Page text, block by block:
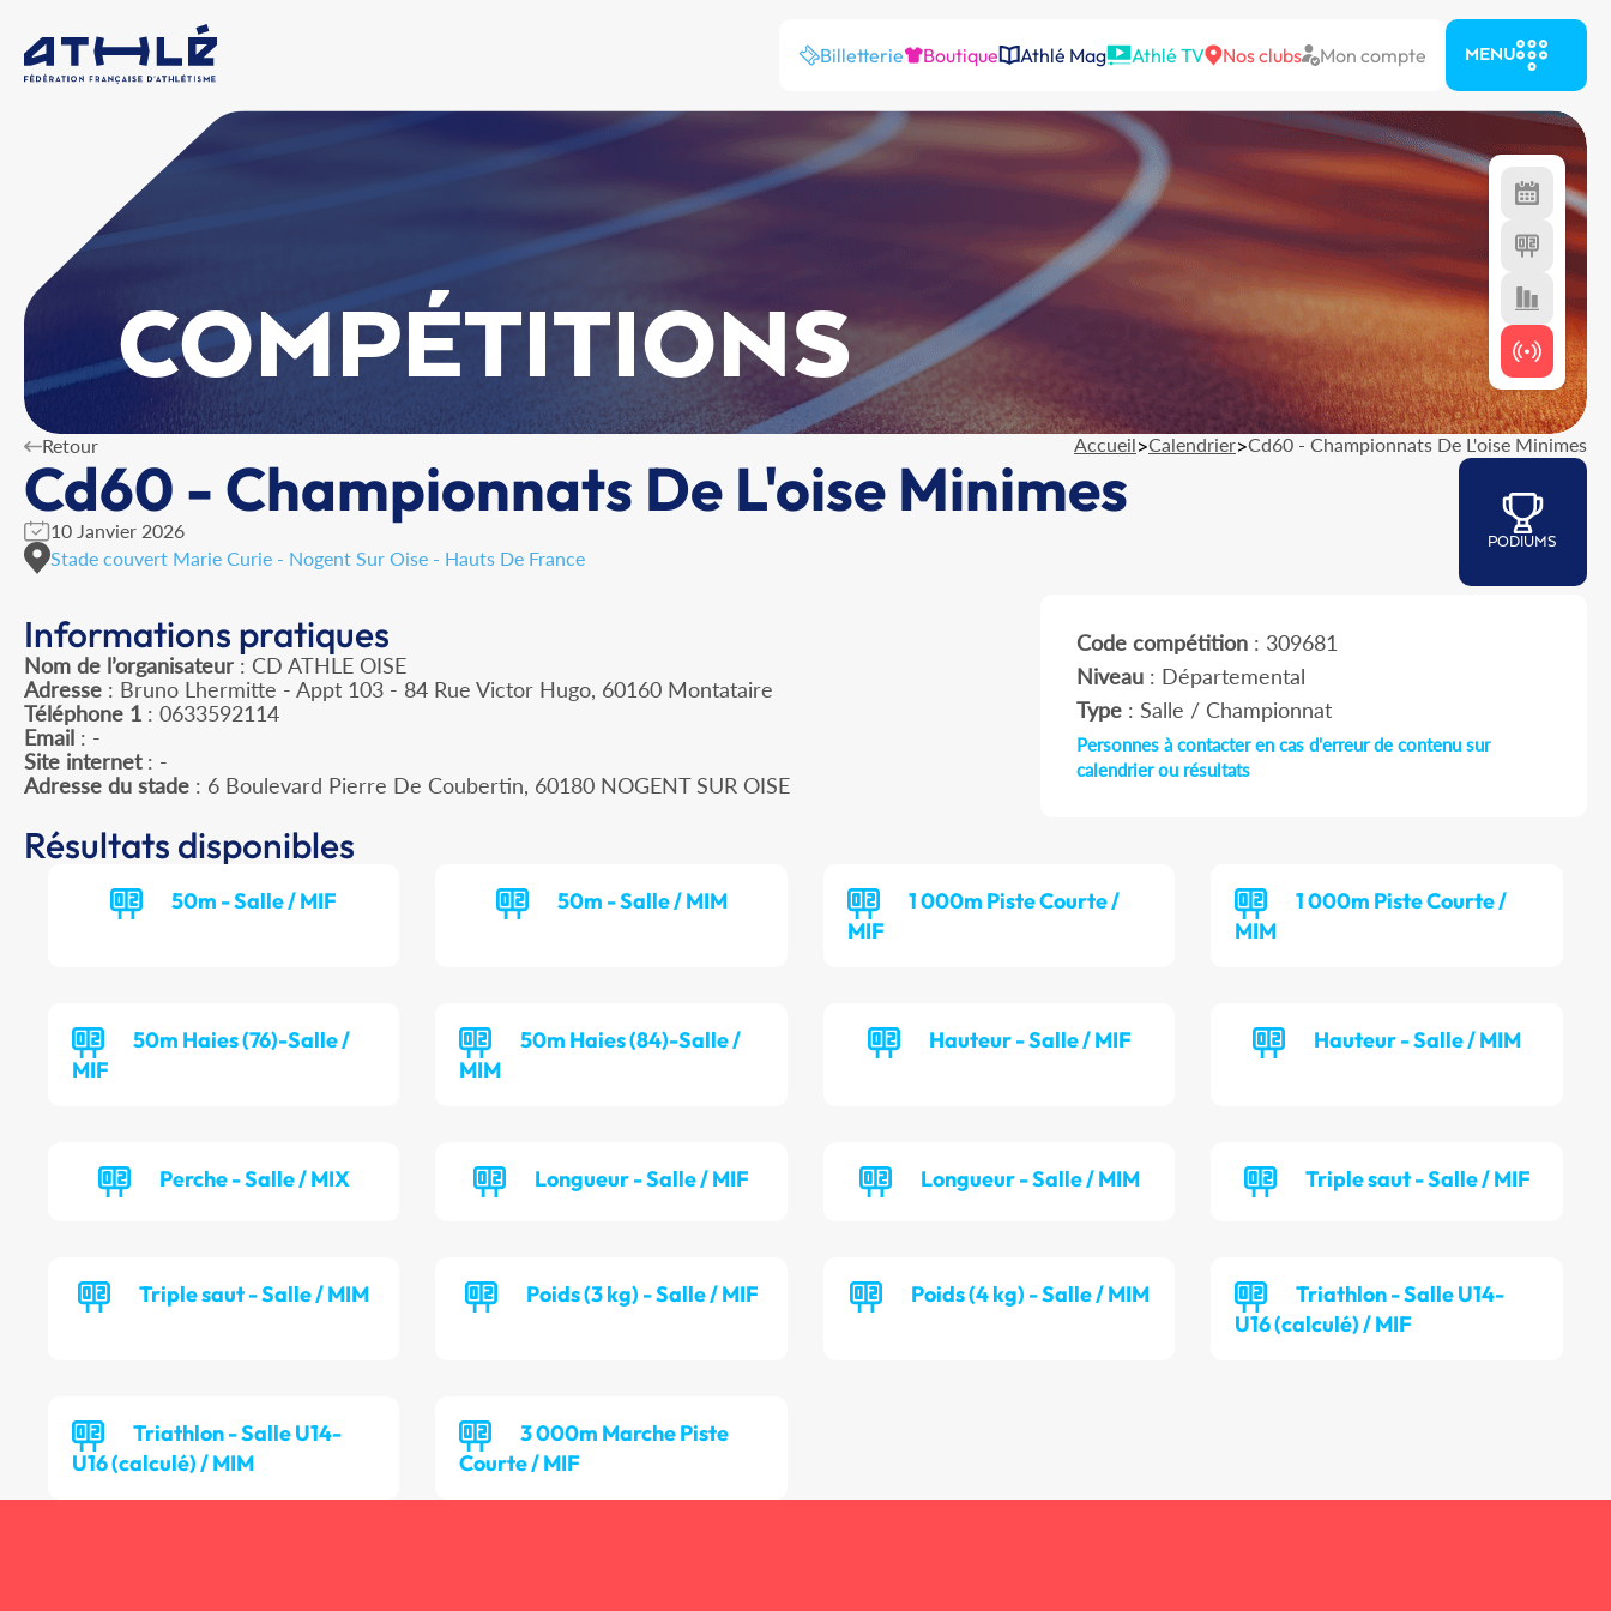
Billetterie Boutique Athlé Mag Athlé TV Nos clubs Mon compte MENU
COMPÉTITIONS
Retour Accueil>Calendrier>Cd60 - Championnats De L'oise Minimes
Cd60 - Championnats De L'oise Minimes
10 Janvier 2026
Stade couvert Marie Curie - Nogent Sur Oise - Hauts De France
PODIUMS
Informations pratiques
Nom de l’organisateur : CD ATHLE OISE
Adresse : Bruno Lhermitte - Appt 103 - 84 Rue Victor Hugo, 60160 Montataire
Téléphone 1 : 0633592114
Email : -
Site internet: -
Adresse du stade : 6 Boulevard Pierre De Coubertin, 60180 NOGENT SUR OISE
Code compétition: 309681
Niveau: Départemental
Type: Salle / Championnat
Personnes à contacter en cas d'erreur de contenu sur
calendrier ou résultats
Résultats disponibles
50m - Salle / MIF 50m - Salle / MIM
1 000m Piste Courte /
MIF
1 000m Piste Courte /
MIM
50m Haies (76)-Salle /
MIF
50m Haies (84)-Salle /
MIM
Hauteur - Salle / MIF Hauteur - Salle / MIM
Perche - Salle / MIX Longueur - Salle / MIF Longueur - Salle / MIM Triple saut - Salle / MIF
Triple saut - Salle / MIM Poids (3 kg) - Salle / MIF Poids (4 kg) - Salle / MIM
Triathlon - Salle U14-
U16 (calculé) / MIF
Triathlon - Salle U14-
U16 (calculé) / MIM
3 000m Marche Piste
Courte / MIF